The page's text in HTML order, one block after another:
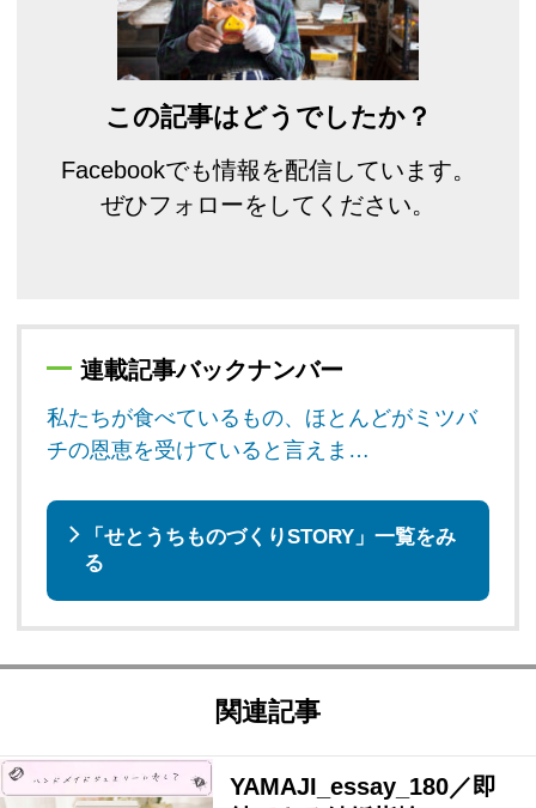
この記事はどうでしたか？
Facebookでも情報を配信しています。
ぜひフォローをしてください。
連載記事バックナンバー
私たちが食べているもの、ほとんどがミツバ
チの恩恵を受けていると言えま…
「せとうちものづくりSTORY」一覧をみ
る
関連記事
YAMAJI_essay_180／即